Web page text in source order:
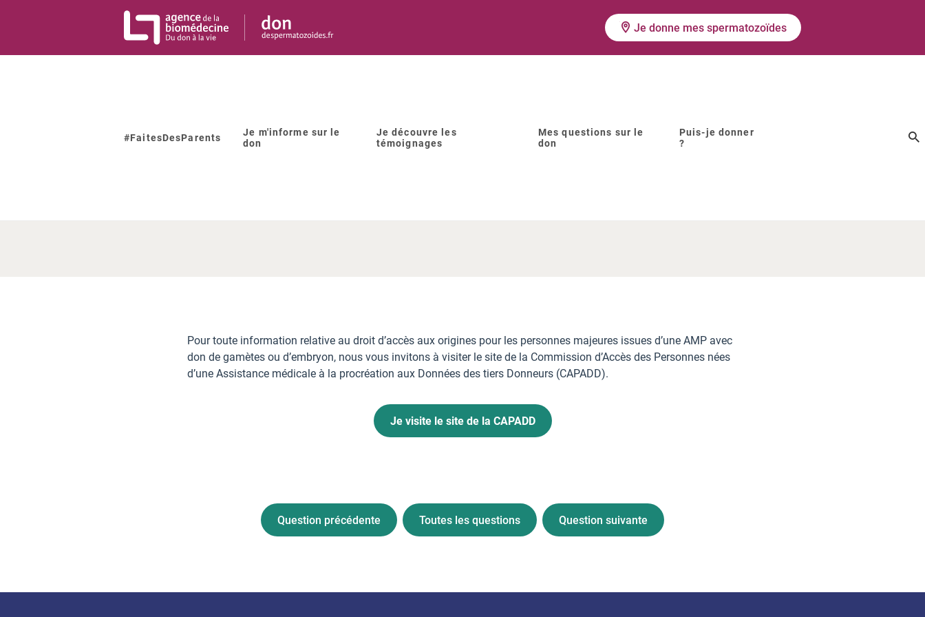
Je donne mes spermatozoïdes
#FaitesDesParents
Je m'informe sur le
don
Je découvre les
témoignages
Mes questions sur le
don
Puis-je donner
?
Pour toute information relative au droit d’accès aux origines pour les personnes majeures issues d’une AMP avec
don de gamètes ou d’embryon, nous vous invitons à visiter le site de la Commission d’Accès des Personnes nées
d’une Assistance médicale à la procréation aux Données des tiers Donneurs (CAPADD).
Je visite le site de la CAPADD
Question précédente Toutes les questions Question suivante